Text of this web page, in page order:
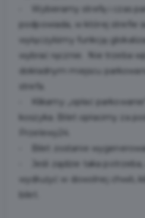
• Wybieramy strefę i czas
podpowiada, w której strefie
wyłączyliśmy funkcję
wybrać ręcznie. Nie trzeba
dokładnym miejscu
• Klikamy „opłać
koszyka. Bilet opłacimy za
• Bilet zostanie
• Jeśli zajdzie taka
wydłużyć w dowolnej chwili,